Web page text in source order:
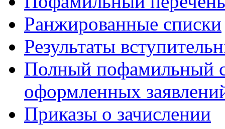
Ранжированные списки
Результаты
Полный пофамильный
оформленных
Приказы о зачислении